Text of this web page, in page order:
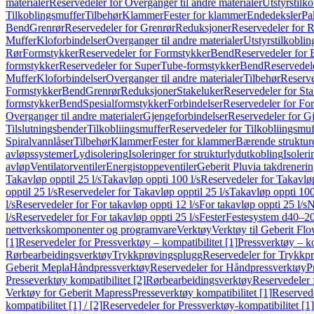
materialerReservedeler for Overganger til andre materialer
TilkoblingsmufferTilbehørKlammerFester for klammerEndedeksler
BendGrenrørReservedeler for GrenrørReduksjonerReservedeler for
MufferKloforbindelserOverganger til andre materialer
RørFormstykkerReservedeler for FormstykkerBendReservedeler for
formstykkerReservedeler for SuperTube-formstykkerBend
MufferKloforbindelserOverganger til andre materialerTilbehør
FormstykkerBendGrenrørReduksjonerStakelukerReservedeler for
formstykkerBendSpesialformstykkerForbindelserReservedeler for
Overganger til andre materialerGjengeforbindelserReservedeler for
TilslutningsbenderTilkobliingsmufferReservedeler for
SpiralvannlåserTilbehørKlammerFester for klammerBærende
avløpssystemerLydisoleringIsoleringer for strukturlydutkobling
avløpVentilatorventilerEnergistoppeventilerGeberit Pluvia
Takavløp opptil 25 l/sTakavløp oppti 100 l/sReservedeler for
opptil 25 l/sReservedeler for Takavløp opptil 25 l/sTakavløp oppti
l/sReservedeler for For takavløp oppti 12 l/sFor takavløp oppti 25 l/s
l/sReservedeler for For takavløp oppti 25 l/sFesterFestesystem
nettverkskomponenter og programvareVerktøyVerktøy til Geberit
[1]Reservedeler for Pressverktøy – kompatibilitet [1]Pressverktøy –
RørbearbeidingsverktøyTrykkprøvingspluggReservedeler for
Geberit MeplaHåndpressverktøyReservedeler for Håndpressverktøy
Presseverktøy kompatibilitet [2]Rørbearbeidingsverktøy
Verktøy for Geberit MapressPresseverktøy kompatibilitet [1]
kompatibilitet [1] / [2]Reservedeler for Pressverktøy-kompatibilitet